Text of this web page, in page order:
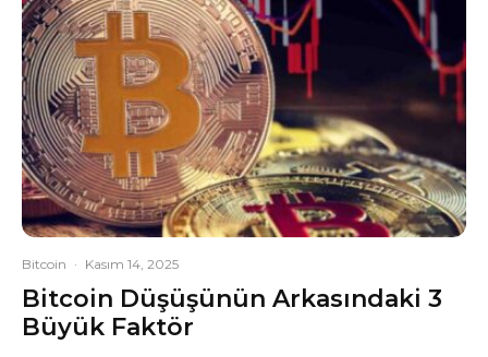
Bitcoin · Kasım 14, 2025
Bitcoin Düşüşünün Arkasındaki 3
Büyük Faktör